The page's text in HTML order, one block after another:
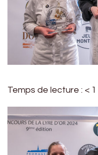
Temps de lecture : < 1